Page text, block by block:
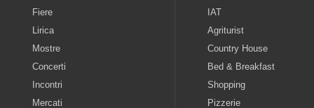
Fiere
Lirica
Mostre
Concerti
Incontri
Mercati
IAT
Agriturist
Country House
Bed & Breakfast
Shopping
Pizzerie